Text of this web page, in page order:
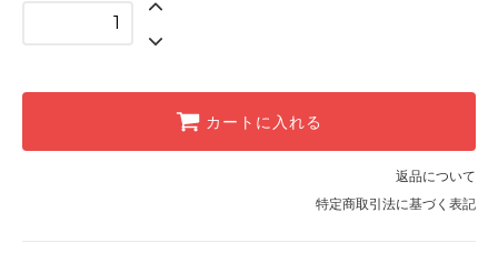
カートに入れる
返品について
特定商取引法に基づく表記